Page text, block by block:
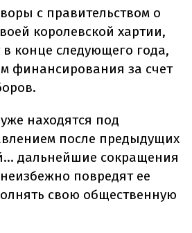
с правительством о
королевской хартии,
в конце следующего года,
финансирования за счет
находятся под
после предыдущих
дальнейшие сокращения
повредят ее
свою общественную